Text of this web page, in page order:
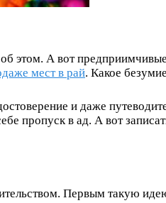
этом. А вот
мест в рай. Какое
и даже
пропуск в ад. А вот
Первым такую